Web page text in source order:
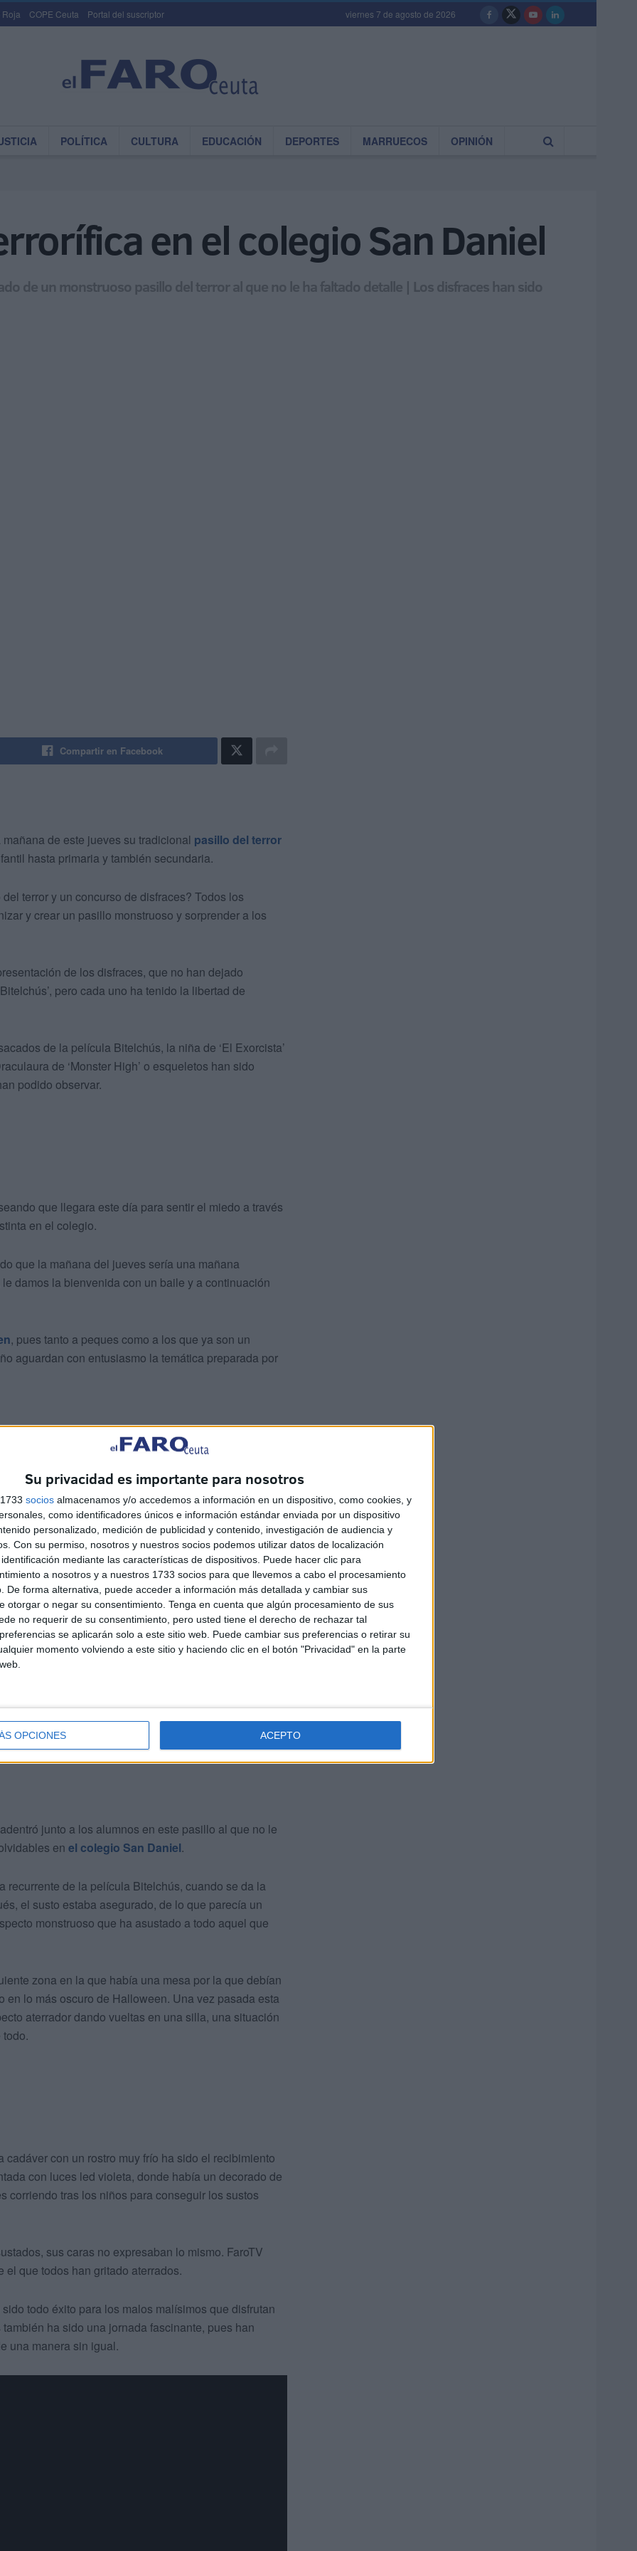
Su privacidad es importante para nosotros
socios almacenamos y/o accedemos a información en un dispositivo, como cookies, y
como identificadores únicos e información estándar enviada por un dispositivo
personalizado, medición de publicidad y contenido, investigación de audiencia y
Con su permiso, nosotros y nuestros socios podemos utilizar datos de localización
mediante las características de dispositivos. Puede hacer clic para
a nosotros y a nuestros 1733 socios para que llevemos a cabo el procesamiento
De forma alternativa, puede acceder a información más detallada y cambiar sus
otorgar o negar su consentimiento. Tenga en cuenta que algún procesamiento de sus
no requerir de su consentimiento, pero usted tiene el derecho de rechazar tal
se aplicarán solo a este sitio web. Puede cambiar sus preferencias o retirar su
momento volviendo a este sitio y haciendo clic en el botón "Privacidad" en la parte
OPCIONES ACEPTO
Roja COPE Ceuta Portal del suscriptor viernes 7 de agosto de 2026
POLÍTICA CULTURA EDUCACIÓN DEPORTES MARRUECOS OPINIÓN
en el colegio San Daniel
de un monstruoso pasillo del terror al que no le ha faltado detalle | Los disfraces han sido
Compartir en Facebook
de este jueves su tradicional pasillo del terror
hasta primaria y también secundaria.
terror y un concurso de disfraces? Todos los
y crear un pasillo monstruoso y sorprender a los
de los disfraces, que no han dejado
pero cada uno ha tenido la libertad de
de la película Bitelchús, la niña de ‘El Exorcista’
de ‘Monster High’ o esqueletos han sido
podido observar.
que llegara este día para sentir el miedo a través
en el colegio.
que la mañana del jueves sería una mañana
damos la bienvenida con un baile y a continuación
, pues tanto a peques como a los que ya son un
aguardan con entusiasmo la temática preparada por
los gritos, el baile y la música.
ha contado María Villatoro, maestra de Primaria,
desde “la hora de la comida hasta las siete de la
chicos “se lleven diferentes sustos y pasen por
que los alumnos han asistidos vestidos de una
ha trasladado que todos los años el profesorado
del terror para sorprender a todos los cursos.
junto a los alumnos en este pasillo al que no le
en el colegio San Daniel.
recurrente de la película Bitelchús, cuando se da la
el susto estaba asegurado, de lo que parecía un
monstruoso que ha asustado a todo aquel que
zona en la que había una mesa por la que debían
lo más oscuro de Halloween. Una vez pasada esta
aterrador dando vueltas en una silla, una situación
con un rostro muy frío ha sido el recibimiento
con luces led violeta, donde había un decorado de
corriendo tras los niños para conseguir los sustos
sus caras no expresaban lo mismo. FaroTV
que todos han gritado aterrados.
todo éxito para los malos malísimos que disfrutan
ha sido una jornada fascinante, pues han
una manera sin igual.